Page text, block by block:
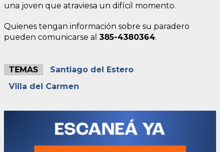
una joven que atraviesa un difícil momento.
Quienes tengan información sobre su paradero
pueden comunicarse al 385-4380364.
TEMAS
Santiago del Estero
Villa del Carmen